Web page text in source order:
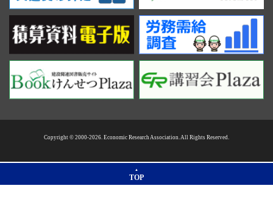
Copyright © 2000-2026. Economic Research Association. All Rights Reserved.
TOP